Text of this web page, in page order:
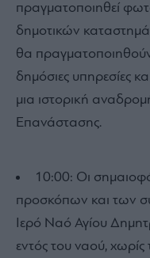
πραγματοποιηθεί
δημοτικών
θα πραγματοποιηθούν
δημόσιες υπηρεσίες
μια ιστορική
Επανάστασης.
10:00: Οι
προσκόπων και των
Ιερό Ναό Αγίου
εντός του ναού,